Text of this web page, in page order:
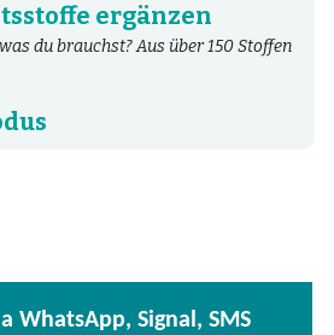
ergänzen
du brauchst? Aus über 150 Stoffen
WhatsApp, Signal, SMS